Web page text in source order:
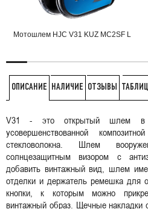
Мотошлем HJC V31 KUZ MC2SF L
ОПИСАНИЕ НАЛИЧИЕ ОТЗЫВЫ
V31 - это открытый шлем в
усовершенствованной
стекловолокна. Шлем
солнцезащитным визором с
добавить винтажный вид, шлем
отделки и держатель ремешка для
кнопки, к которым можно
винтажный образ. Щечные